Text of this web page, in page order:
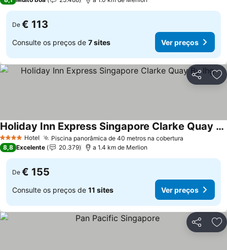
De € 113
Consulte os preços de 7 sites Ver preços
Partilhar
4 EstrelasHotel Piscina panorâmica de 40 metros na cobertura
Holiday Inn Express Singapore Clarke Quay By Ihg
Ver preços
8,8 Excelente 20.379 a 1.4 km de Merlion
De € 155
Consulte os preços de 11 sites Ver preços
Partilhar